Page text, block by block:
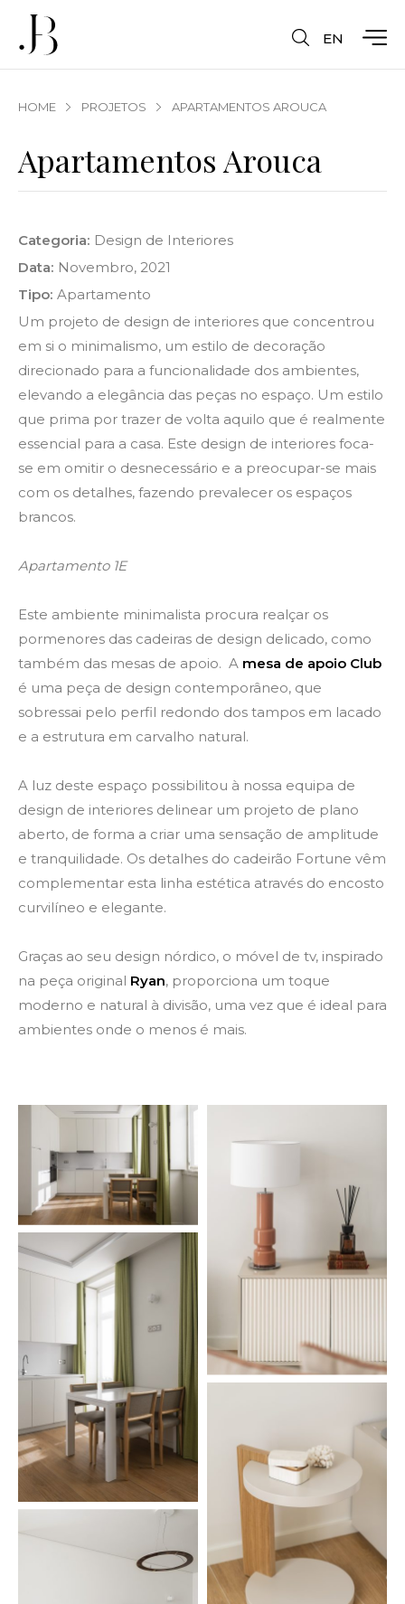
EN
HOME PROJETOS APARTAMENTOS AROUCA
Apartamentos Arouca
Um projeto de design de interiores que concentrou
em si o minimalismo, um estilo de decoração
direcionado para a funcionalidade dos ambientes,
elevando a elegância das peças no espaço. Um estilo
que prima por trazer de volta aquilo que é realmente
essencial para a casa. Este design de interiores foca-
se em omitir o desnecessário e a preocupar-se mais
com os detalhes, fazendo prevalecer os espaços
brancos.
Apartamento 1E
Este ambiente minimalista procura realçar os
pormenores das cadeiras de design delicado, como
também das mesas de apoio. A mesa de apoio Club
é uma peça de design contemporâneo, que
sobressai pelo perfil redondo dos tampos em lacado
e a estrutura em carvalho natural.
A luz deste espaço possibilitou à nossa equipa de
design de interiores delinear um projeto de plano
aberto, de forma a criar uma sensação de amplitude
e tranquilidade. Os detalhes do cadeirão Fortune vêm
complementar esta linha estética através do encosto
curvilíneo e elegante.
Graças ao seu design nórdico, o móvel de tv, inspirado
na peça original Ryan, proporciona um toque
moderno e natural à divisão, uma vez que é ideal para
ambientes onde o menos é mais.
Categoria: Design de Interiores
Data: Novembro, 2021
Tipo: Apartamento